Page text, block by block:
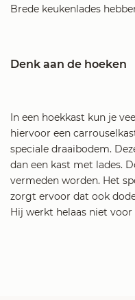
Brede keukenlades
Denk aan de hoeken
In een hoekkast kun je
hiervoor een
speciale draaibodem.
dan een kast met lades.
vermeden worden. Het
zorgt ervoor dat ook
Hij werkt helaas niet